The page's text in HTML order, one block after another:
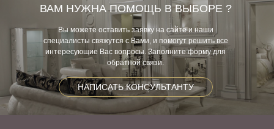
ВАМ НУЖНА ПОМОЩЬ В ВЫБОРЕ ?
Вы можете оставить заявку на сайте и наши
специалисты свяжутся с Вами, и помогут решить все
интересующие Вас вопросы. Заполните форму для
обратной связи.
НАПИСАТЬ КОНСУЛЬТАНТУ